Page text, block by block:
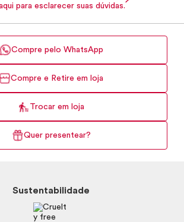
para esclarecer suas dúvidas.
Compre pelo WhatsApp
Compre e Retire em loja
Trocar em loja
Quer presentear?
Sustentabilidade